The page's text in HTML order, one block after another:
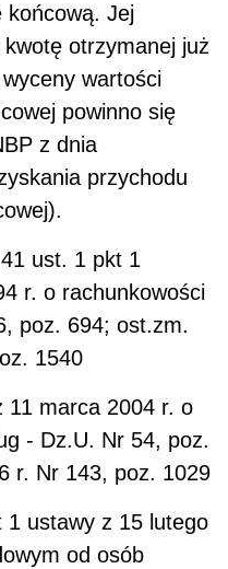
końcową. Jej
otrzymanej już
wartości
powinno się
z dnia
przychodu
ust. 1 pkt 1
r. o rachunkowości
poz. 694; ost.zm.
1540
11 marca 2004 r. o
- Dz.U. Nr 54, poz.
r. Nr 143, poz. 1029
ustawy z 15 lutego
od osób